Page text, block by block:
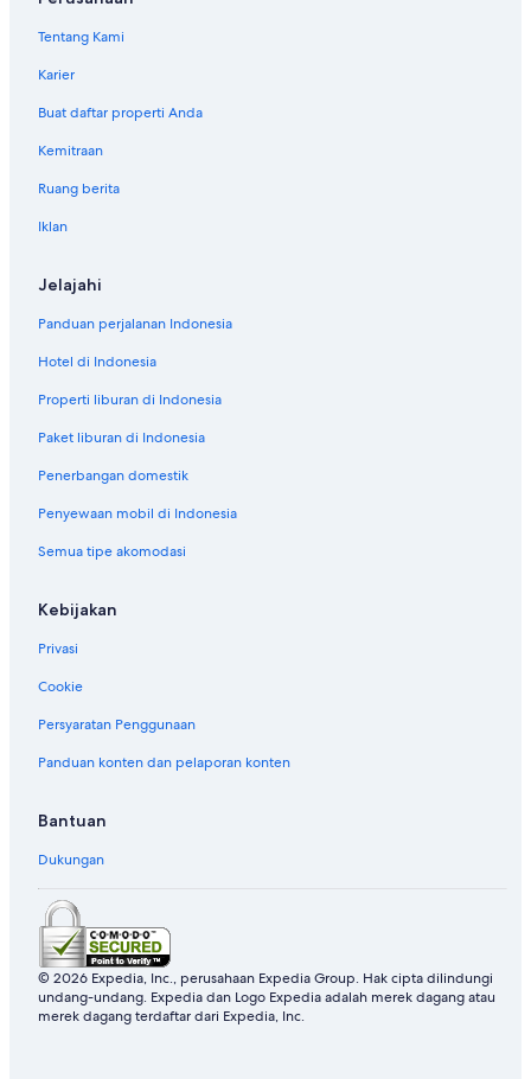
Tentang Kami
Karier
Buat daftar properti Anda
Kemitraan
Ruang berita
Iklan
Jelajahi
Panduan perjalanan Indonesia
Hotel di Indonesia
Properti liburan di Indonesia
Paket liburan di Indonesia
Penerbangan domestik
Penyewaan mobil di Indonesia
Semua tipe akomodasi
Kebijakan
Privasi
Cookie
Persyaratan Penggunaan
Panduan konten dan pelaporan konten
Bantuan
Dukungan
© 2026 Expedia, Inc., perusahaan Expedia Group. Hak cipta dilindungi
undang-undang. Expedia dan Logo Expedia adalah merek dagang atau
merek dagang terdaftar dari Expedia, Inc.